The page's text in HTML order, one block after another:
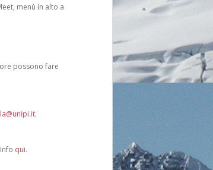
menù in alto a
possono fare
.
qui.